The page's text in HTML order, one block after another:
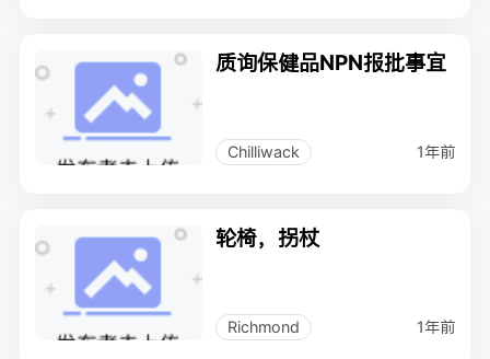
质询保健品NPN报批事宜
Chilliwack 1年前
轮椅，拐杖
Richmond 1年前